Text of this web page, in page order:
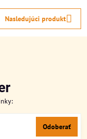
Nasledujúci produkt
Odoberať